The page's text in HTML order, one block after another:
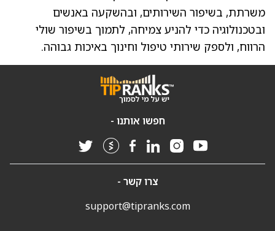
משרתת, בשיפור השירותים, ובהשקעה באנשים
ובטכנולוגיה כדי להניע צמיחה, לתמוך בשיפור שולי
הרווח, ולספק שירותי טיפול וחינוך באיכות גבוהה.
חפשו אותנו -
צרו קשר -
support@tipranks.com